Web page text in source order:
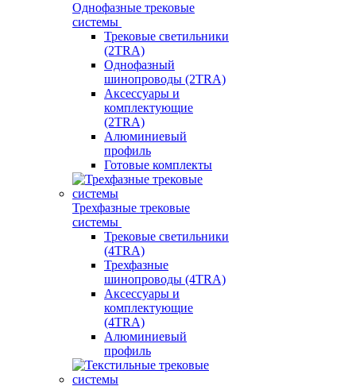
Однофазные трековые
системы
Трековые светильники
(2TRA)
Однофазный
шинопроводы (2TRA)
Аксессуары и
комплектующие
(2TRA)
Алюминиевый
профиль
Готовые комплекты
Трехфазные трековые
системы
Трековые светильники
(4TRA)
Трехфазные
шинопроводы (4TRA)
Аксессуары и
комплектующие
(4TRA)
Алюминиевый
профиль